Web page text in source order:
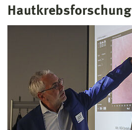
Hautkrebsforschung